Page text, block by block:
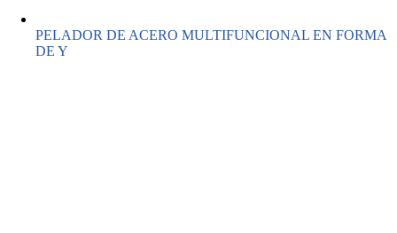
PELADOR DE ACERO MULTIFUNCIONAL EN FORMA
DE Y